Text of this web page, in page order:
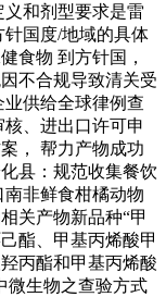
和剂型要求是雷
国度/地域的具体
食物 到方针国，
不合规导致清关受
供给全球律例查
、进出口许可申
， 帮力产物成功
县：规范收集餐饮
非鲜食柑橘动物
关产物新品种“甲
酯、甲基丙烯酸甲
丙酯和甲基丙烯酸
微生物之查验方式